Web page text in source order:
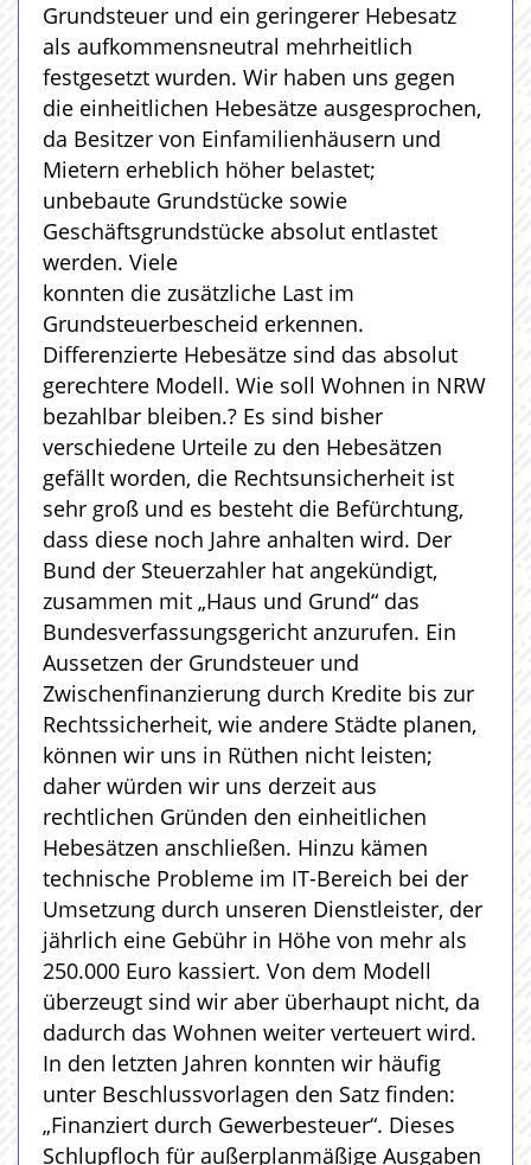
Grundsteuer und ein geringerer Hebesatz
als aufkommensneutral mehrheitlich
festgesetzt wurden. Wir haben uns gegen
die einheitlichen Hebesätze ausgesprochen,
da Besitzer von Einfamilienhäusern und
Mietern erheblich höher belastet;
unbebaute Grundstücke sowie
Geschäftsgrundstücke absolut entlastet
werden. Viele
konnten die zusätzliche Last im
Grundsteuerbescheid erkennen.
Differenzierte Hebesätze sind das absolut
gerechtere Modell. Wie soll Wohnen in NRW
bezahlbar bleiben.? Es sind bisher
verschiedene Urteile zu den Hebesätzen
gefällt worden, die Rechtsunsicherheit ist
sehr groß und es besteht die Befürchtung,
dass diese noch Jahre anhalten wird. Der
Bund der Steuerzahler hat angekündigt,
zusammen mit „Haus und Grund“ das
Bundesverfassungsgericht anzurufen. Ein
Aussetzen der Grundsteuer und
Zwischenfinanzierung durch Kredite bis zur
Rechtssicherheit, wie andere Städte planen,
können wir uns in Rüthen nicht leisten;
daher würden wir uns derzeit aus
rechtlichen Gründen den einheitlichen
Hebesätzen anschließen. Hinzu kämen
technische Probleme im IT-Bereich bei der
Umsetzung durch unseren Dienstleister, der
jährlich eine Gebühr in Höhe von mehr als
250.000 Euro kassiert. Von dem Modell
überzeugt sind wir aber überhaupt nicht, da
dadurch das Wohnen weiter verteuert wird.
In den letzten Jahren konnten wir häufig
unter Beschlussvorlagen den Satz finden:
„Finanziert durch Gewerbesteuer“. Dieses
Schlupfloch für außerplanmäßige Ausgaben